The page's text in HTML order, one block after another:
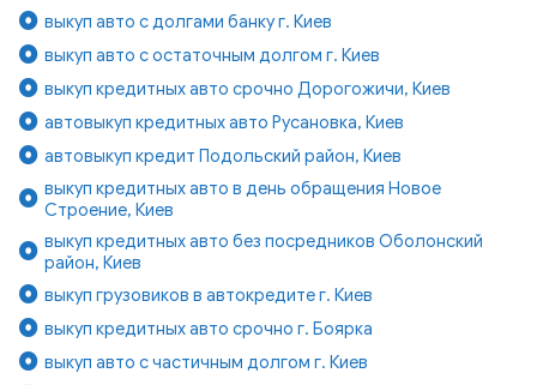
выкуп авто с долгами банку г. Киев
выкуп авто с остаточным долгом г. Киев
выкуп кредитных авто срочно Дорогожичи, Киев
автовыкуп кредитных авто Русановка, Киев
автовыкуп кредит Подольский район, Киев
выкуп кредитных авто в день обращения Новое
Строение, Киев
выкуп кредитных авто без посредников Оболонский
район, Киев
выкуп грузовиков в автокредите г. Киев
выкуп кредитных авто срочно г. Боярка
выкуп авто с частичным долгом г. Киев